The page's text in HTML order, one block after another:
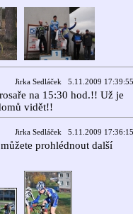
Jirka Sedláček 5.11.2009 17:39:55
na 15:30 hod.!! Už je
vidět!!
Jirka Sedláček 5.11.2009 17:36:15
prohlédnout další